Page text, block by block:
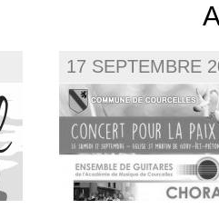
17 SEPTEMBRE